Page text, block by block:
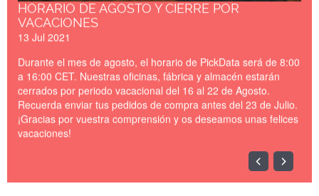
HORARIO DE AGOSTO Y CIERRE POR
VACACIONES
13 Jul 2021
Durante el mes de agosto, el horario de PickData será de 8:00
a 16:00 CET. Nuestras oficinas, fábrica y almacén estarán
cerrados por periodo vacacional del 16 al 22 de Agosto.
Recuerda enviar tus pedidos de compra antes del 23 de Julio.
¡Gracias por vuestra comprensión y os deseamos unas felices
vacaciones!
Docker---OpenSSL---